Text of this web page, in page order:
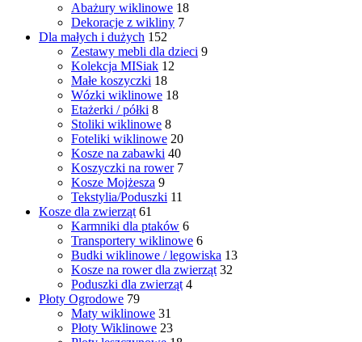
Abażury wiklinowe 18
Dekoracje z wikliny 7
Dla małych i dużych 152
Zestawy mebli dla dzieci 9
Kolekcja MISiak 12
Małe koszyczki 18
Wózki wiklinowe 18
Etażerki / półki 8
Stoliki wiklinowe 8
Foteliki wiklinowe 20
Kosze na zabawki 40
Koszyczki na rower 7
Kosze Mojżesza 9
Tekstylia/Poduszki 11
Kosze dla zwierząt 61
Karmniki dla ptaków 6
Transportery wiklinowe 6
Budki wiklinowe / legowiska 13
Kosze na rower dla zwierząt 32
Poduszki dla zwierząt 4
Płoty Ogrodowe 79
Maty wiklinowe 31
Płoty Wiklinowe 23